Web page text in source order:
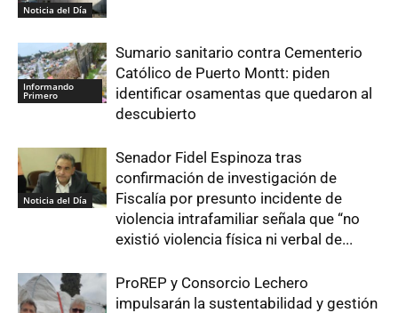
Noticia del Día
Informando
Primero
Sumario sanitario contra Cementerio
Católico de Puerto Montt: piden
identificar osamentas que quedaron al
descubierto
Noticia del Día
Senador Fidel Espinoza tras
confirmación de investigación de
Fiscalía por presunto incidente de
violencia intrafamiliar señala que “no
existió violencia física ni verbal de...
ProREP y Consorcio Lechero
impulsarán la sustentabilidad y gestión